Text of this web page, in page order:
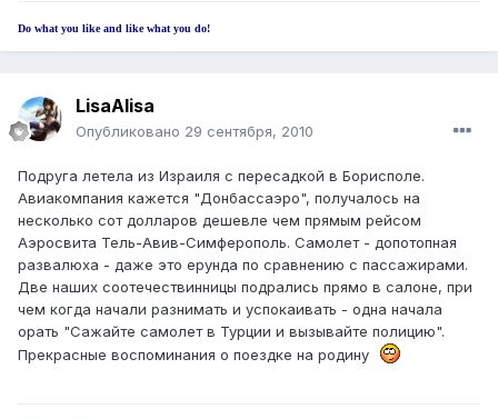
Do what you like and like what you do!
LisaAlisa
Опубликовано 29 сентября, 2010
Подруга летела из Израиля с пересадкой в Борисполе.
Авиакомпания кажется "Донбассаэро", получалось на
несколько сот долларов дешевле чем прямым рейсом
Аэросвита Тель-Авив-Симферополь. Самолет - допотопная
развалюха - даже это ерунда по сравнению с пассажирами.
Две наших соотечествинницы подрались прямо в салоне, при
чем когда начали разнимать и успокаивать - одна начала
орать "Сажайте самолет в Турции и вызывайте полицию".
Прекрасные воспоминания о поездке на родину